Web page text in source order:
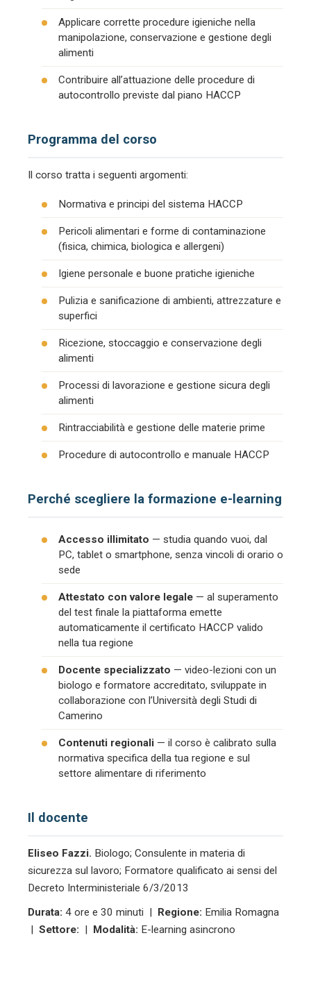
Applicare corrette procedure igieniche nella
manipolazione, conservazione e gestione degli
alimenti
Contribuire all’attuazione delle procedure di
autocontrollo previste dal piano HACCP
Programma del corso
Il corso tratta i seguenti argomenti:
Normativa e principi del sistema HACCP
Pericoli alimentari e forme di contaminazione
(fisica, chimica, biologica e allergeni)
Igiene personale e buone pratiche igieniche
Pulizia e sanificazione di ambienti, attrezzature e
superfici
Ricezione, stoccaggio e conservazione degli
alimenti
Processi di lavorazione e gestione sicura degli
alimenti
Rintracciabilità e gestione delle materie prime
Procedure di autocontrollo e manuale HACCP
Perché scegliere la formazione e-learning
Accesso illimitato — studia quando vuoi, dal
PC, tablet o smartphone, senza vincoli di orario o
sede
Attestato con valore legale — al superamento
del test finale la piattaforma emette
automaticamente il certificato HACCP valido
nella tua regione
Docente specializzato — video-lezioni con un
biologo e formatore accreditato, sviluppate in
collaborazione con l’Università degli Studi di
Camerino
Contenuti regionali — il corso è calibrato sulla
normativa specifica della tua regione e sul
settore alimentare di riferimento
Il docente
Eliseo Fazzi. Biologo; Consulente in materia di
sicurezza sul lavoro; Formatore qualificato ai sensi del
Decreto Interministeriale 6/3/2013
Durata: 4 ore e 30 minuti | Regione: Emilia Romagna
| Settore: | Modalità: E-learning asincrono